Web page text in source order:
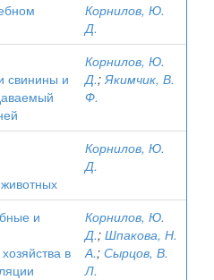
Корнилов, Ю.
Д.
свинины и
Корнилов, Ю.
Д.;Якимчик, В.
Ф.
Корнилов, Ю.
Д.
и
в
Корнилов, Ю.
Д.; Шпакова, Н.
А.; Сырцов, В.
Л.